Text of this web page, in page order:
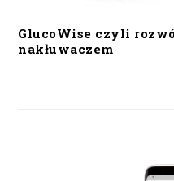
GlucoWise czyli
nakłuwaczem